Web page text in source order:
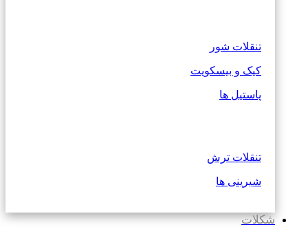
تنقلات شور
کیک و بیسکویت
پاستیل ها
تنقلات ترش
شیرینی ها
شکلات